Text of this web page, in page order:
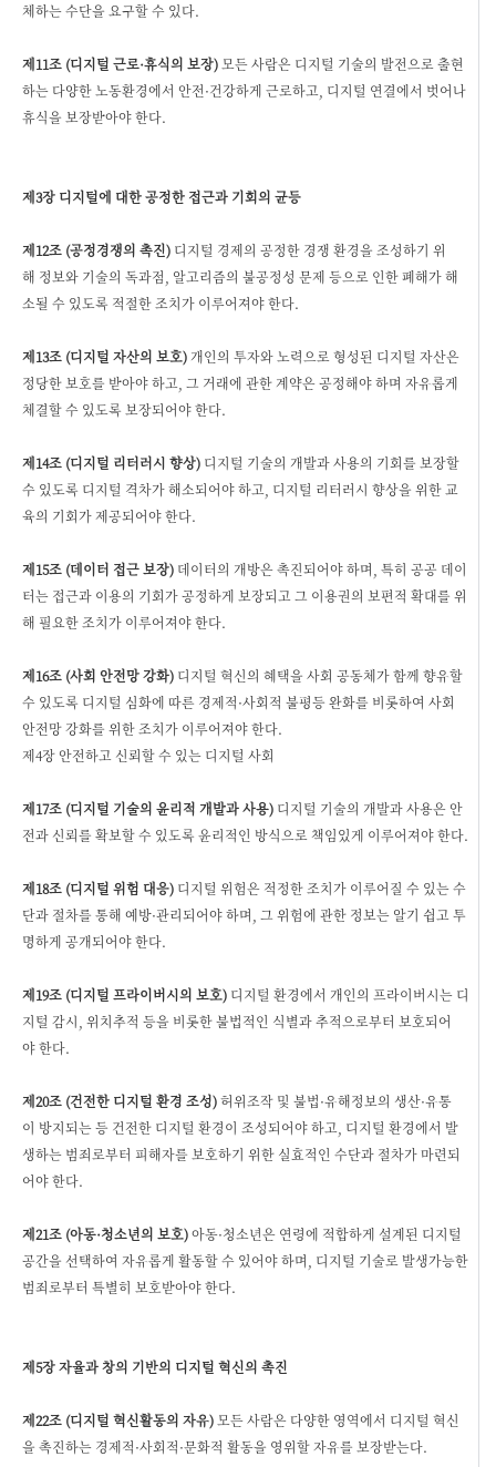
체하는 수단을 요구할 수 있다.
제11조 (디지털 근로·휴식의 보장)모든 사람은 디지털 기술의 발전으로 출현
하는 다양한 노동환경에서 안전·건강하게 근로하고, 디지털 연결에서 벗어나
휴식을 보장받아야 한다.
제3장 디지털에 대한 공정한 접근과 기회의 균등
제12조 (공정경쟁의 촉진) 디지털 경제의 공정한 경쟁 환경을 조성하기 위
해 정보와 기술의 독과점, 알고리즘의 불공정성 문제 등으로 인한 폐해가 해
소될 수 있도록 적절한 조치가 이루어져야 한다.
제13조 (디지털 자산의 보호) 개인의 투자와 노력으로 형성된 디지털 자산은
정당한 보호를 받아야 하고, 그 거래에 관한 계약은 공정해야 하며 자유롭게
체결할 수 있도록 보장되어야 한다.
제14조 (디지털 리터러시 향상) 디지털 기술의 개발과 사용의 기회를 보장할
수 있도록 디지털 격차가 해소되어야 하고, 디지털 리터러시 향상을 위한 교
육의 기회가 제공되어야 한다.
제15조 (데이터 접근 보장) 데이터의 개방은 촉진되어야 하며, 특히 공공 데이
터는 접근과 이용의 기회가 공정하게 보장되고 그 이용권의 보편적 확대를 위
해 필요한 조치가 이루어져야 한다.
제16조 (사회 안전망 강화) 디지털 혁신의 혜택을 사회 공동체가 함께 향유할
수 있도록 디지털 심화에 따른 경제적·사회적 불평등 완화를 비롯하여 사회
안전망 강화를 위한 조치가 이루어져야 한다.
제4장 안전하고 신뢰할 수 있는 디지털 사회
제17조 (디지털 기술의 윤리적 개발과 사용) 디지털 기술의 개발과 사용은 안
전과 신뢰를 확보할 수 있도록 윤리적인 방식으로 책임있게 이루어져야 한다.
제18조 (디지털 위험 대응) 디지털 위험은 적정한 조치가 이루어질 수 있는 수
단과 절차를 통해 예방·관리되어야 하며, 그 위험에 관한 정보는 알기 쉽고 투
명하게 공개되어야 한다.
제19조 (디지털 프라이버시의 보호) 디지털 환경에서 개인의 프라이버시는 디
지털 감시, 위치추적 등을 비롯한 불법적인 식별과 추적으로부터 보호되어
야 한다.
제20조 (건전한 디지털 환경 조성)허위조작 및 불법·유해정보의 생산·유통
이 방지되는 등 건전한 디지털 환경이 조성되어야 하고, 디지털 환경에서 발
생하는 범죄로부터 피해자를 보호하기 위한 실효적인 수단과 절차가 마련되
어야 한다.
제21조 (아동·청소년의 보호)아동·청소년은 연령에 적합하게 설계된 디지털
공간을 선택하여 자유롭게 활동할 수 있어야 하며, 디지털 기술로 발생가능한
범죄로부터 특별히 보호받아야 한다.
제5장 자율과 창의 기반의 디지털 혁신의 촉진
제22조 (디지털 혁신활동의 자유)모든 사람은 다양한 영역에서 디지털 혁신
을 촉진하는 경제적·사회적·문화적 활동을 영위할 자유를 보장받는다.